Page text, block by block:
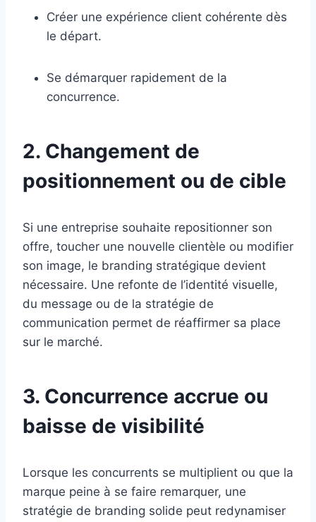
Créer une expérience client cohérente dès
le départ.
Se démarquer rapidement de la
concurrence.
2. Changement de
positionnement ou de cible
Si une entreprise souhaite repositionner son
offre, toucher une nouvelle clientèle ou modifier
son image, le branding stratégique devient
nécessaire. Une refonte de l’identité visuelle,
du message ou de la stratégie de
communication permet de réaffirmer sa place
sur le marché.
3. Concurrence accrue ou
baisse de visibilité
Lorsque les concurrents se multiplient ou que la
marque peine à se faire remarquer, une
stratégie de branding solide peut redynamiser